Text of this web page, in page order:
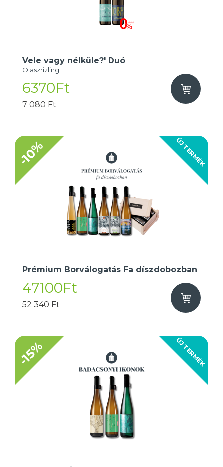
Vele vagy nélküle?' Duó
Olaszrizling
6370Ft
7 080 Ft
ÚJ TERMÉK
-10%
Prémium Borválogatás Fa díszdobozban
47100Ft
52 340 Ft
ÚJ TERMÉK
-15%